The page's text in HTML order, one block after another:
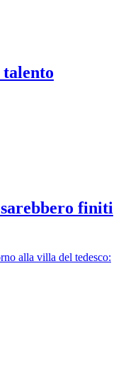
finiti
alla villa del tedesco: